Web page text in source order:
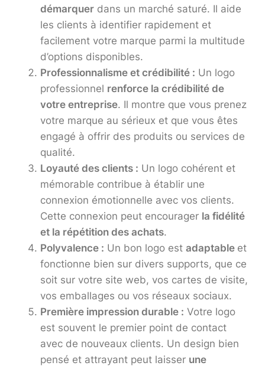
démarquer dans un marché saturé. Il aide
les clients à identifier rapidement et
facilement votre marque parmi la multitude
d’options disponibles.
Professionnalisme et crédibilité : Un logo
professionnel renforce la crédibilité de
votre entreprise. Il montre que vous prenez
votre marque au sérieux et que vous êtes
engagé à offrir des produits ou services de
qualité.
Loyauté des clients : Un logo cohérent et
mémorable contribue à établir une
connexion émotionnelle avec vos clients.
Cette connexion peut encourager la fidélité
et la répétition des achats.
Polyvalence : Un bon logo est adaptable et
fonctionne bien sur divers supports, que ce
soit sur votre site web, vos cartes de visite,
vos emballages ou vos réseaux sociaux.
Première impression durable : Votre logo
est souvent le premier point de contact
avec de nouveaux clients. Un design bien
pensé et attrayant peut laisser une